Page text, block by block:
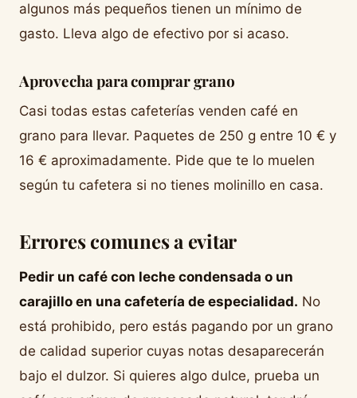
algunos más pequeños tienen un mínimo de
gasto. Lleva algo de efectivo por si acaso.
Aprovecha para comprar grano
Casi todas estas cafeterías venden café en
grano para llevar. Paquetes de 250 g entre 10 € y
16 € aproximadamente. Pide que te lo muelen
según tu cafetera si no tienes molinillo en casa.
Errores comunes a evitar
Pedir un café con leche condensada o un
carajillo en una cafetería de especialidad. No
está prohibido, pero estás pagando por un grano
de calidad superior cuyas notas desaparecerán
bajo el dulzor. Si quieres algo dulce, prueba un